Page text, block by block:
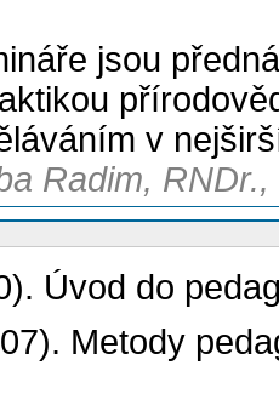
jsou
v
Radim,
Úvod do
Metody